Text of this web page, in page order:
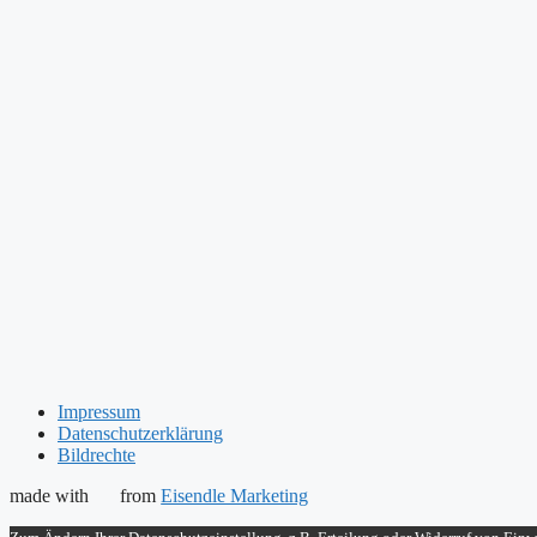
Impressum
Datenschutzerklärung
Bildrechte
made with fromEisendle Marketing